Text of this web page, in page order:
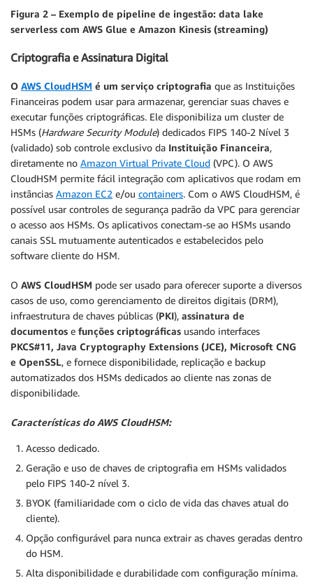
Figura 2 – Exemplo de pipeline de ingestão: data lake
serverless com AWS Glue e Amazon Kinesis (streaming)
Criptografia e Assinatura Digital
O AWS CloudHSM é um serviço criptografia que as Instituições
Financeiras podem usar para armazenar, gerenciar suas chaves e
executar funções criptográficas. Ele disponibiliza um cluster de
HSMs (Hardware Security Module) dedicados FIPS 140-2 Nível 3
(validado) sob controle exclusivo da Instituição Financeira,
diretamente no Amazon Virtual Private Cloud (VPC). O AWS
CloudHSM permite fácil integração com aplicativos que rodam em
instâncias Amazon EC2 e/ou containers. Com o AWS CloudHSM, é
possível usar controles de segurança padrão da VPC para gerenciar
o acesso aos HSMs. Os aplicativos conectam-se ao HSMs usando
canais SSL mutuamente autenticados e estabelecidos pelo
software cliente do HSM.
O AWS CloudHSM pode ser usado para oferecer suporte a diversos
casos de uso, como gerenciamento de direitos digitais (DRM),
infraestrutura de chaves públicas (PKI), assinatura de
documentos e funções criptográficas usando interfaces
PKCS#11, Java Cryptography Extensions (JCE), Microsoft CNG
e OpenSSL, e fornece disponibilidade, replicação e backup
automatizados dos HSMs dedicados ao cliente nas zonas de
disponibilidade.
Características do AWS CloudHSM:
Acesso dedicado.
Geração e uso de chaves de criptografia em HSMs validados
pelo FIPS 140-2 nível 3.
BYOK (familiaridade com o ciclo de vida das chaves atual do
cliente).
Opção configurável para nunca extrair as chaves geradas dentro
do HSM.
Alta disponibilidade e durabilidade com configuração mínima.